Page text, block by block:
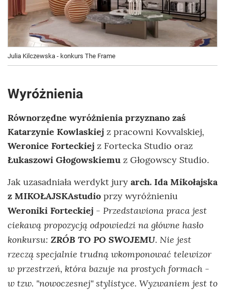
Julia Kilczewska - konkurs The Frame
Wyróżnienia
Równorzędne wyróżnienia przyznano zaś
Katarzynie Kowlaskiej z pracowni Kovvalskiej,
Weronice Forteckiej z Fortecka Studio oraz
Łukaszowi Głogowskiemu z Głogowscy Studio.
Jak uzasadniała werdykt jury arch. Ida Mikołajska
z MIKOŁAJSKAstudio przy wyróżnieniu
Weroniki Forteckiej - Przedstawiona praca jest
ciekawą propozycją odpowiedzi na główne hasło
konkursu: ZRÓB TO PO SWOJEMU. Nie jest
rzeczą specjalnie trudną wkomponować telewizor
w przestrzeń, która bazuje na prostych formach -
w tzw. "nowoczesnej" stylistyce. Wyzwaniem jest to